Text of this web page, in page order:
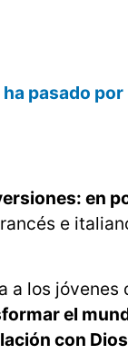
pasado
en
e
a los
el
con